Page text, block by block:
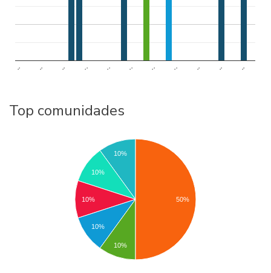
.. .. .. .. .. .. .. .. .. .. ..
Top comunidades
10%
10%
10%
10%
10%
50%